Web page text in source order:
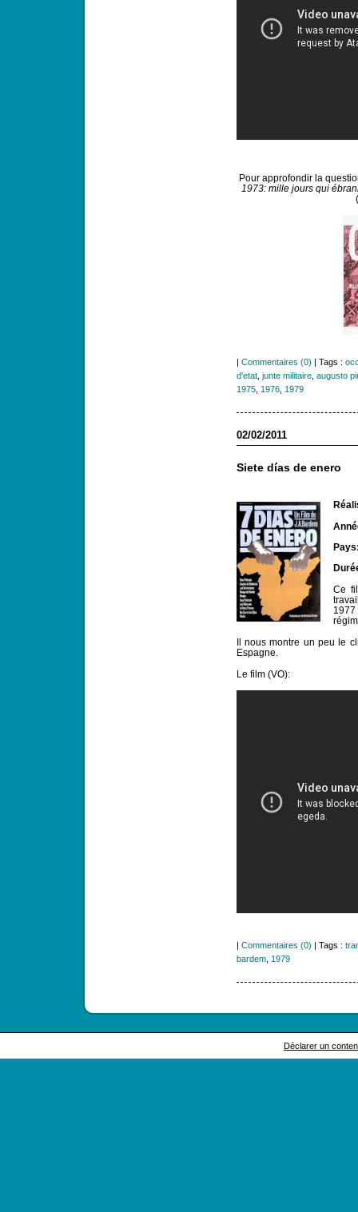
Pour approfondir la
1973: mille jours qui
Commentaires (0) | Tags :
d'etat, junte militaire, augusto
1975, 1976, 1979
02/02/2011
Siete días de enero
Ce
Il nous montre un peu le
Espagne.
Le film (VO):
Commentaires (0) | Tags :
bardem, 1979
Déclarer un